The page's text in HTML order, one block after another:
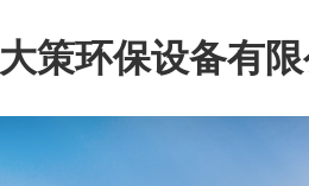
策环保设备有